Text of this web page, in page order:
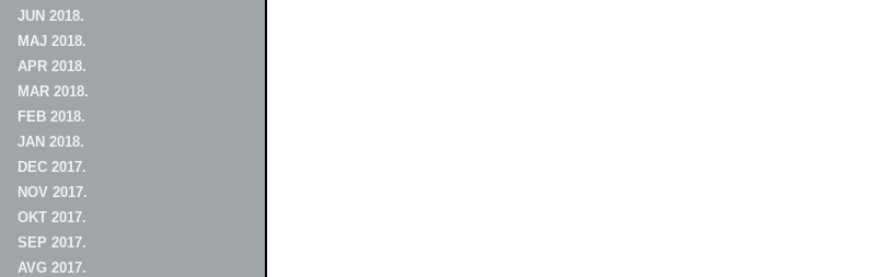
JUN 2018.
MAJ 2018.
APR 2018.
MAR 2018.
FEB 2018.
JAN 2018.
DEC 2017.
NOV 2017.
OKT 2017.
SEP 2017.
AVG 2017.